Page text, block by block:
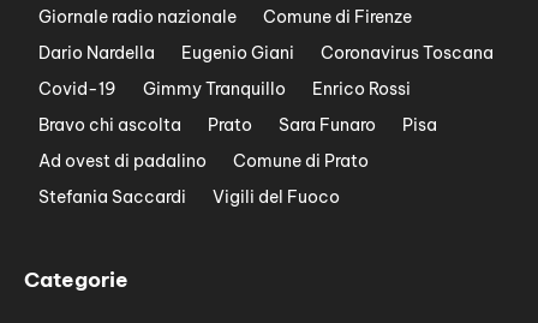
Giornale radio nazionale
Comune di Firenze
Dario Nardella
Eugenio Giani
Coronavirus Toscana
Covid-19
Gimmy Tranquillo
Enrico Rossi
Bravo chi ascolta
Prato Sara Funaro
Pisa
Ad ovest di padalino
Comune di Prato
Stefania Saccardi
Vigili del Fuoco
Categorie